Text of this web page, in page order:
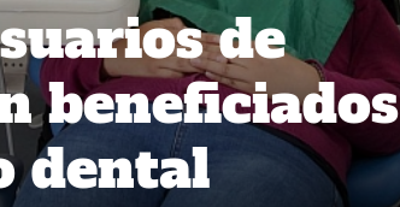
de
beneficiados
dental